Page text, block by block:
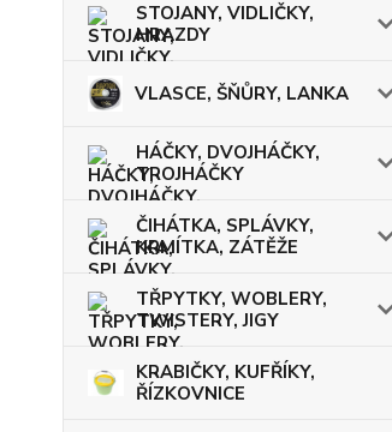
STOJANY, VIDLIČKY,
HRAZDY
VLASCE, ŠŇŮRY, LANKA
HÁČKY, DVOJHÁČKY,
TROJHÁČKY
ČIHÁTKA, SPLÁVKY,
KRMÍTKA, ZÁTĚŽE
TŘPYTKY, WOBLERY,
TWISTERY, JIGY
KRABIČKY, KUFŘÍKY,
ŘÍZKOVNICE